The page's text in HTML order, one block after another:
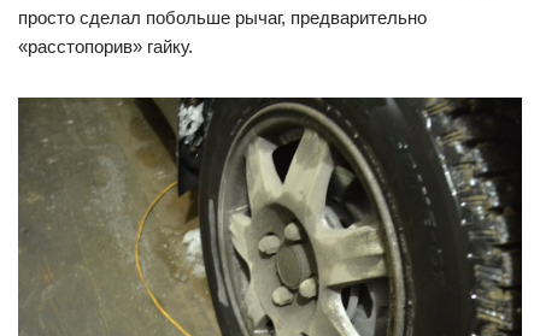
просто сделал побольше рычаг, предварительно
«расстопорив» гайку.